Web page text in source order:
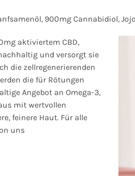
900mg Cannabidiol,
aktiviertem CBD,
und versorgt sie
die zellregenerierenden
die für Rötungen
Angebot an Omega-3,
mit wertvollen
feinere Haut. Für alle
uns